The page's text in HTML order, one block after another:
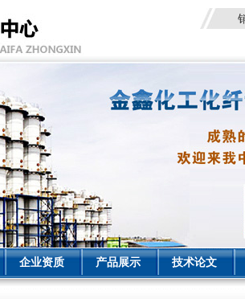
企业资质 产品展示 技术论文